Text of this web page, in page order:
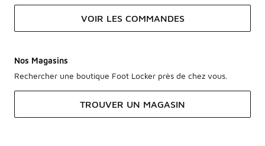
VOIR LES COMMANDES
Nos Magasins
Rechercher une boutique Foot Locker près de chez vous.
TROUVER UN MAGASIN